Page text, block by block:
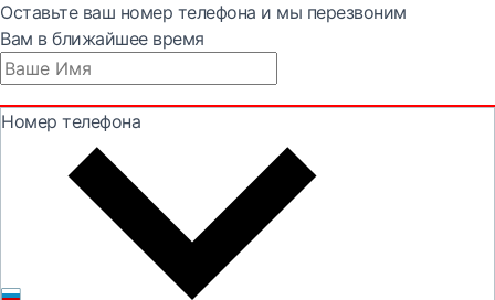
Оставьте ваш номер телефона и мы перезвоним
Вам в ближайшее время
Номер телефона